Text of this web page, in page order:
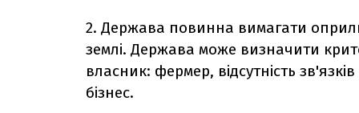
2. Держава повинна вимагати
землі. Держава може визначити
власник: фермер, відсутність
бізнес.